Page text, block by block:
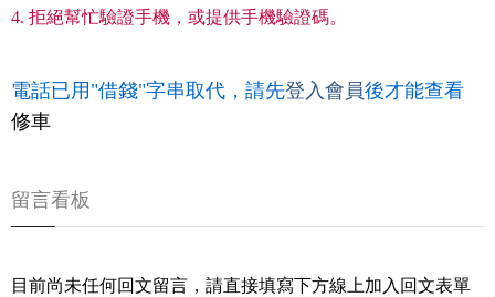
4. 拒絕幫忙驗證手機，或提供手機驗證碼。
電話已用"借錢"字串取代，請先登入會員後才能查看
修車
留言看板
目前尚未任何回文留言，請直接填寫下方線上加入回文表單